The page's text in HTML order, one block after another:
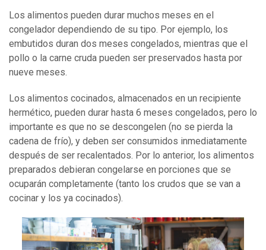
Los alimentos pueden durar muchos meses en el
congelador dependiendo de su tipo. Por ejemplo, los
embutidos duran dos meses congelados, mientras que el
pollo o la carne cruda pueden ser preservados hasta por
nueve meses.
Los alimentos cocinados, almacenados en un recipiente
hermético, pueden durar hasta 6 meses congelados, pero lo
importante es que no se descongelen (no se pierda la
cadena de frío), y deben ser consumidos inmediatamente
después de ser recalentados. Por lo anterior, los alimentos
preparados debieran congelarse en porciones que se
ocuparán completamente (tanto los crudos que se van a
cocinar y los ya cocinados).